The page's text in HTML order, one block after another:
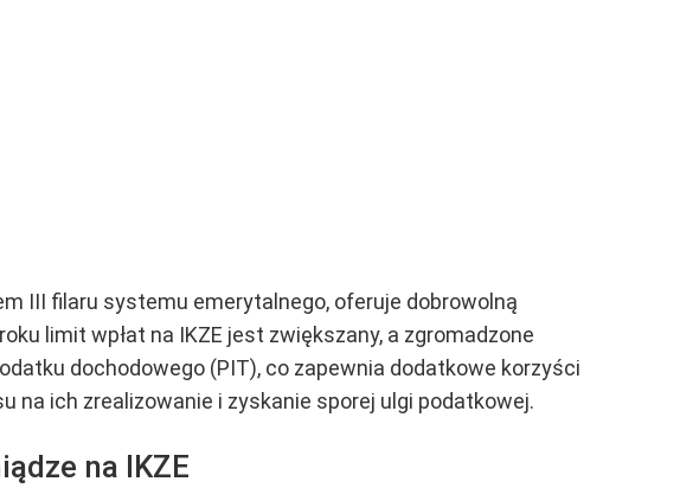
III filaru systemu emerytalnego, oferuje dobrowolną
limit wpłat na IKZE jest zwiększany, a zgromadzone
dochodowego (PIT), co zapewnia dodatkowe korzyści
na ich zrealizowanie i zyskanie sporej ulgi podatkowej.
na IKZE